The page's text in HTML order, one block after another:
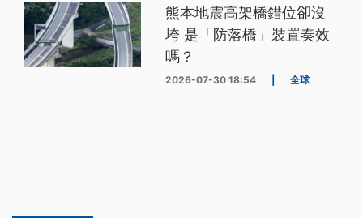
熊本地震高架橋錯位卻沒
垮 是「防落橋」裝置奏效
嗎？
2026-07-30 18:54 全球